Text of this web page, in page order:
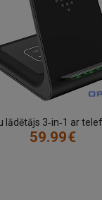
59.99€